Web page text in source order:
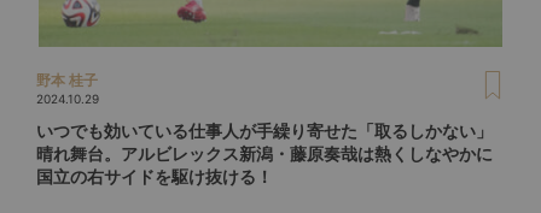
野本 桂子
2024.10.29
いつでも効いている仕事人が手繰り寄せた「取るしかない」
晴れ舞台。アルビレックス新潟・藤原奏哉は熱くしなやかに
国立の右サイドを駆け抜ける！